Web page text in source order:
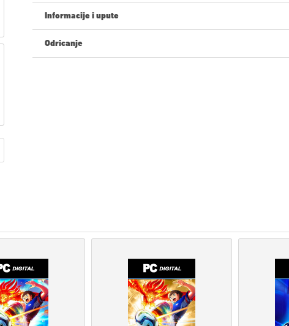
Informacije i upute
Novi na Livecards.net? Kupnja digitalnih kodova je brza i jednostavna:
Pogledaj brzi vodič iznad ili slijedi korake ispod 👇
• Odaberi svoj proizvod
• Unesi svoju e-mail adresu
Odricanje